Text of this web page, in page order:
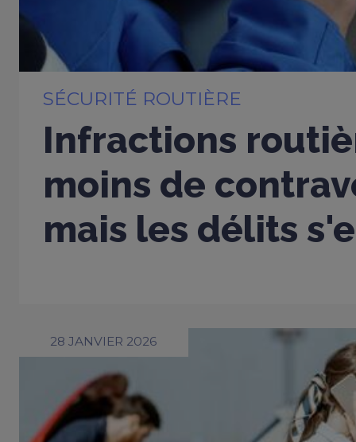
SÉCURITÉ ROUTIÈRE
Infractions
moins de
mais les délits
28 JANVIER 2026